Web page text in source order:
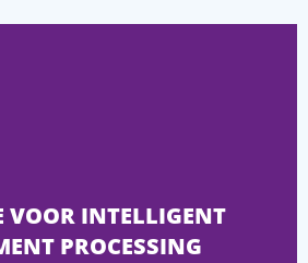
VOOR INTELLIGENT
PROCESSING